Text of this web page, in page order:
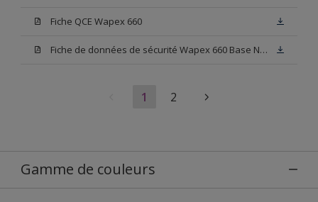
Fiche QCE Wapex 660
Fiche de données de sécurité Wapex 660 Base N00
1 2
Gamme de couleurs